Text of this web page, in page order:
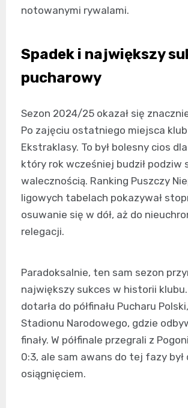
notowanymi rywalami.
Spadek i największy
pucharowy
Sezon 2024/25 okazał się
Po zajęciu ostatniego miejsca klub
Ekstraklasy. To był bolesny cios
który rok wcześniej budził podziw
walecznością. Ranking Puszczy
ligowych tabelach pokazywał
osuwanie się w dół, aż do
relegacji.
Paradoksalnie, ten sam sezon
największy sukces w historii
dotarła do półfinału Pucharu
Stadionu Narodowego, gdzie
finały. W półfinale przegrali z
0:3, ale sam awans do tej fazy był
osiągnięciem.